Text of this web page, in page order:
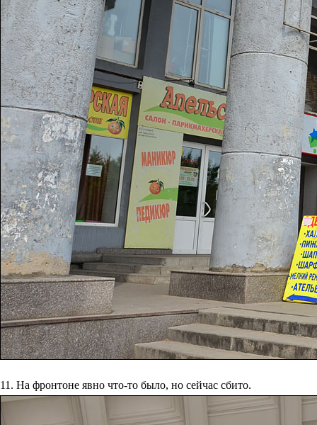
11. На фронтоне явно что-то было, но сейчас сбито.